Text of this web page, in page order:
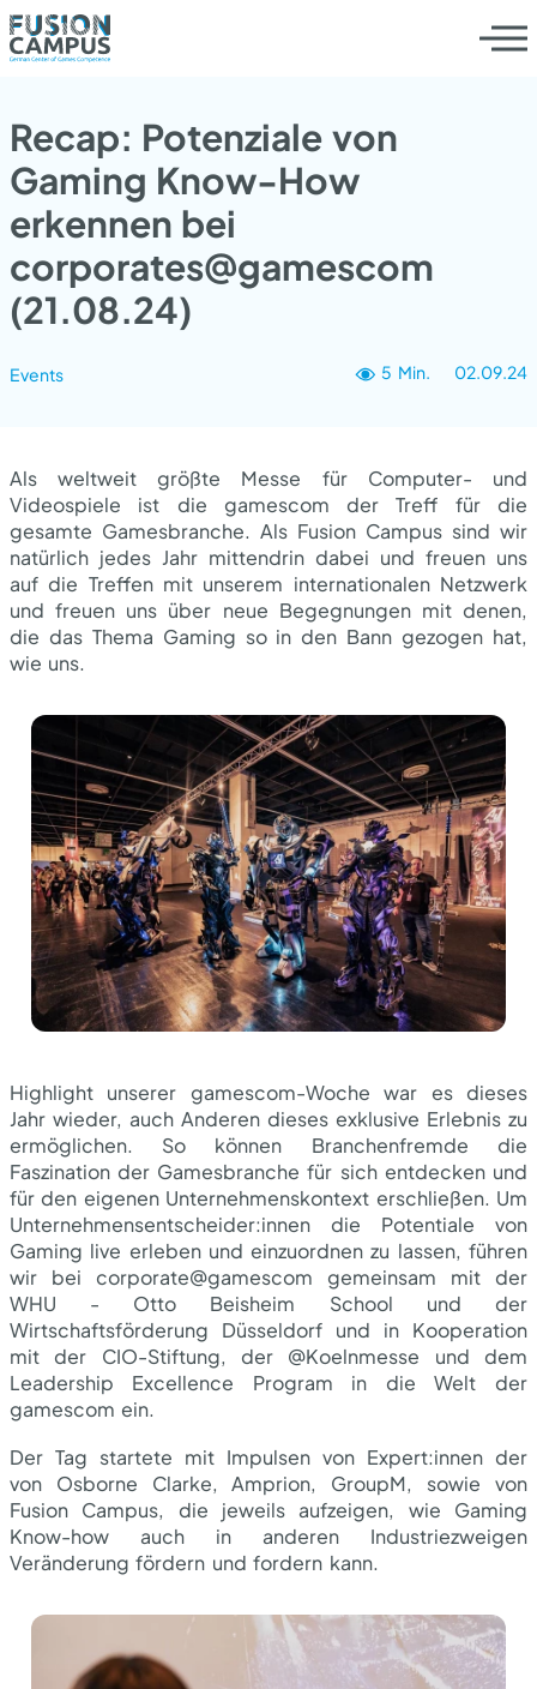
Leistungen
Die Werksliga
Innovationsprogramm
News / Events
Recap: Potenziale von
Gaming Know-How
erkennen bei
corporates@gamescom
(21.08.24)
Events 5 Min. 02.09.24
Als weltweit größte Messe für Computer- und
Videospiele ist die gamescom der Treff für die
gesamte Gamesbranche. Als Fusion Campus sind wir
natürlich jedes Jahr mittendrin dabei und freuen uns
auf die Treffen mit unserem internationalen Netzwerk
und freuen uns über neue Begegnungen mit denen,
die das Thema Gaming so in den Bann gezogen hat,
wie uns.
Highlight unserer gamescom-Woche war es dieses
Jahr wieder, auch Anderen dieses exklusive Erlebnis zu
ermöglichen. So können Branchenfremde die
Faszination der Gamesbranche für sich entdecken und
für den eigenen Unternehmenskontext erschließen. Um
Unternehmensentscheider:innen die Potentiale von
Gaming live erleben und einzuordnen zu lassen, führen
wir bei corporate@gamescom gemeinsam mit der
WHU - Otto Beisheim School und der
Wirtschaftsförderung Düsseldorf und in Kooperation
mit der CIO-Stiftung, der @Koelnmesse und dem
Leadership Excellence Program in die Welt der
gamescom ein.
Der Tag startete mit Impulsen von Expert:innen der
von Osborne Clarke, Amprion, GroupM, sowie von
Fusion Campus, die jeweils aufzeigen, wie Gaming
Know-how auch in anderen Industriezweigen
Veränderung fördern und fordern kann.